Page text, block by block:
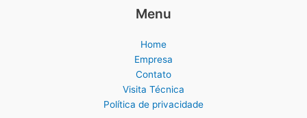
Menu
Home
Empresa
Contato
Visita Técnica
Política de privacidade